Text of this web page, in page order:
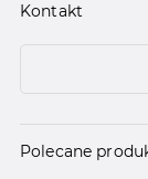
Kontakt
Polecane